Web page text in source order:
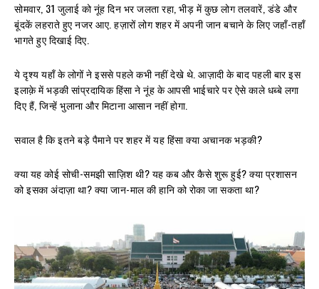
सोमवार, 31 जुलाई को नूंह दिन भर जलता रहा, भीड़ में कुछ लोग तलवारें, डंडे और
बूंदकें लहराते हुए नजर आए. हज़ारों लोग शहर में अपनी जान बचाने के लिए जहाँ-तहाँ
भागते हुए दिखाई दिए.
ये दृश्य यहाँ के लोगों ने इससे पहले कभी नहीं देखे थे. आज़ादी के बाद पहली बार इस
इलाक़े में भड़की सांप्रदायिक हिंसा ने नूंह के आपसी भाईचारे पर ऐसे काले धब्बे लगा
दिए हैं, जिन्हें भुलाना और मिटाना आसान नहीं होगा.
सवाल है कि इतने बड़े पैमाने पर शहर में यह हिंसा क्या अचानक भड़की?
क्या यह कोई सोची-समझी साज़िश थी? यह कब और कैसे शुरू हुई? क्या प्रशासन
को इसका अंदाज़ा था? क्या जान-माल की हानि को रोका जा सकता था?